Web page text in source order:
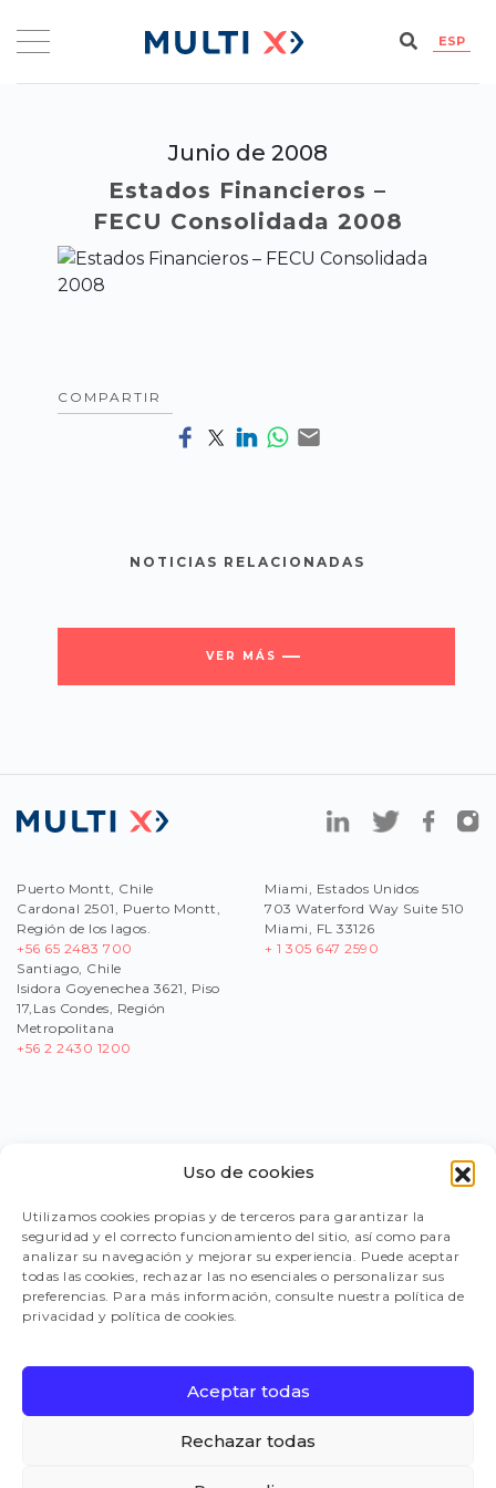
Uso de cookies
Utilizamos cookies propias y de terceros para garantizar la
seguridad y el correcto funcionamiento del sitio, así como para
analizar su navegación y mejorar su experiencia. Puede aceptar
todas las cookies, rechazar las no esenciales o personalizar sus
preferencias. Para más información, consulte nuestra política de
privacidad y política de cookies.
Aceptar todas
Rechazar todas
ESP
Junio de 2008
Estados Financieros –
FECU Consolidada 2008
COMPARTIR
NOTICIAS RELACIONADAS
VER MÁS
Puerto Montt, Chile
Cardonal 2501, Puerto Montt,
Región de los lagos.
+56 65 2483 700
Santiago, Chile
Isidora Goyenechea 3621, Piso
17,Las Condes, Región
Metropolitana
+56 2 2430 1200
Miami, Estados Unidos
703 Waterford Way Suite 510
Miami, FL 33126
+ 1 305 647 2590
PORTAL PROVEEDORES
LEGISLACIÓN